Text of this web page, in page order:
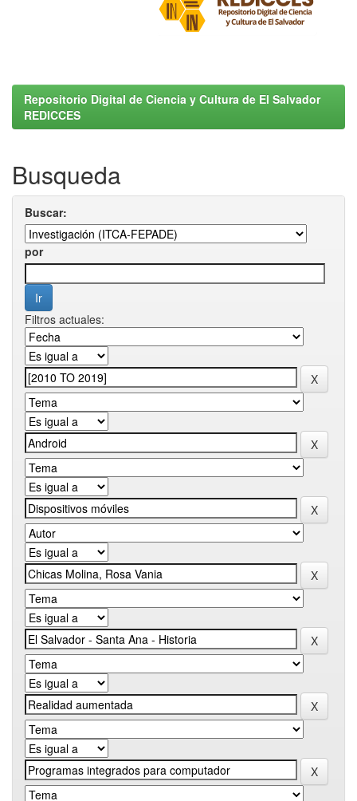
Repositorio Digital de Ciencia y Cultura de El Salvador
REDICCES
Busqueda
Buscar:
por
Filtros actuales: